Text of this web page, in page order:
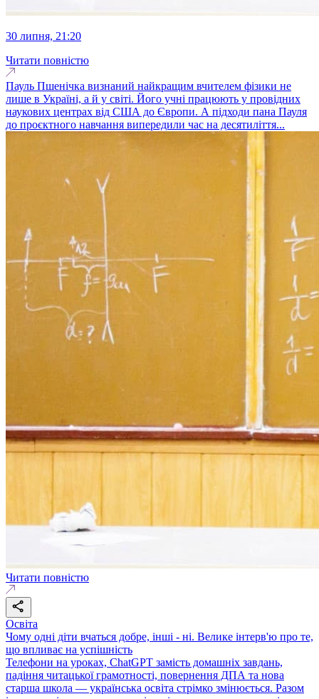
30 липня, 21:20
Читати повністю
Пауль Пшенічка визнаний найкращим вчителем фізики не
лише в Україні, а й у світі. Його учні працюють у провідних
наукових центрах від США до Європи. А підходи пана Пауля
до проєктного навчання випередили час на десятиліття...
Читати повністю
Освіта
Чому одні діти вчаться добре, інші - ні. Велике інтерв'ю про те,
що впливає на успішність
Телефони на уроках, ChatGPT замість домашніх завдань,
падіння читацької грамотності, повернення ДПА та нова
старша школа — українська освіта стрімко змінюється. Разом